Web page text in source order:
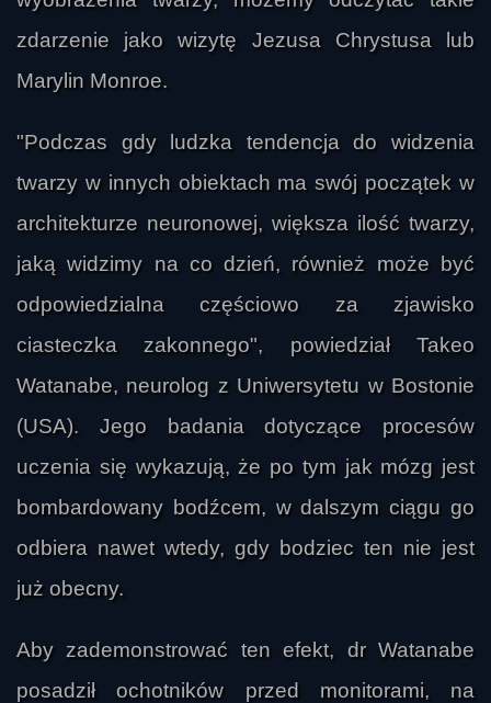
zdarzenie jako wizytę Jezusa Chrystusa lub
Marylin Monroe.
"Podczas gdy ludzka tendencja do widzenia
twarzy w innych obiektach ma swój początek w
architekturze neuronowej, większa ilość twarzy,
jaką widzimy na co dzień, również może być
odpowiedzialna częściowo za zjawisko
ciasteczka zakonnego", powiedział Takeo
Watanabe, neurolog z Uniwersytetu w Bostonie
(USA). Jego badania dotyczące procesów
uczenia się wykazują, że po tym jak mózg jest
bombardowany bodźcem, w dalszym ciągu go
odbiera nawet wtedy, gdy bodziec ten nie jest
już obecny.
Aby zademonstrować ten efekt, dr Watanabe
posadził ochotników przed monitorami, na